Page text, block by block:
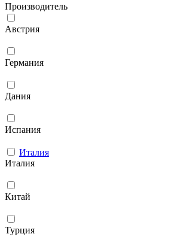
Производитель
Австрия
Германия
Дания
Испания
Италия
Италия
Китай
Турция